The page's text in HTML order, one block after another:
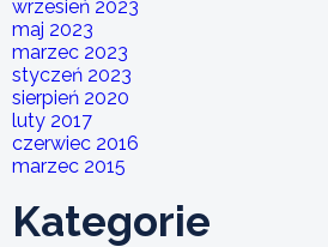
wrzesień 2023
maj 2023
marzec 2023
styczeń 2023
sierpień 2020
luty 2017
czerwiec 2016
marzec 2015
Kategorie